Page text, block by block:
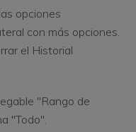
opciones
con más opciones.
el Historial
"Rango de
"Todo".